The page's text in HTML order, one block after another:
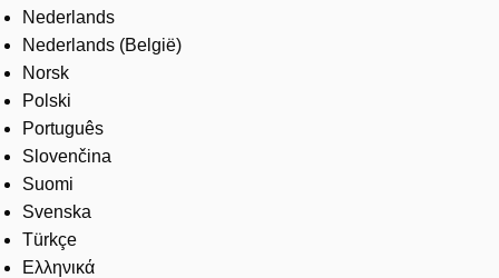
Nederlands
Nederlands (België)
Norsk
Polski
Português
Slovenčina
Suomi
Svenska
Türkçe
Ελληνικά